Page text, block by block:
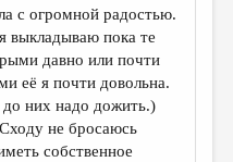
с огромной радостью.
выкладываю пока те
давно или почти
её я почти довольна.
них надо дожить.)
не бросаюсь
собственное